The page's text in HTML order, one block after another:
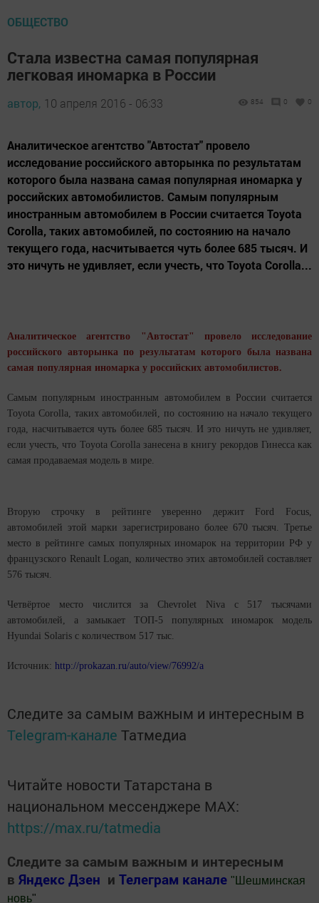
ОБЩЕСТВО
Стала известна самая популярная
легковая иномарка в России
автор, 10 апреля 2016 - 06:33 854 0 0
Аналитическое агентство "Автостат" провело
исследование российского авторынка по результатам
которого была названа самая популярная иномарка у
российских автомобилистов. Самым популярным
иностранным автомобилем в России считается Toyota
Corolla, таких автомобилей, по состоянию на начало
текущего года, насчитывается чуть более 685 тысяч. И
это ничуть не удивляет, если учесть, что Toyota Corolla...
Аналитическое агентство "Автостат" провело исследование
российского авторынка по результатам которого была названа
самая популярная иномарка у российских автомобилистов.
Самым популярным иностранным автомобилем в России считается
Toyota Corolla, таких автомобилей, по состоянию на начало текущего
года, насчитывается чуть более 685 тысяч. И это ничуть не удивляет,
если учесть, что Toyota Corolla занесена в книгу рекордов Гинесса как
самая продаваемая модель в мире.
Вторую строчку в рейтинге уверенно держит Ford Focus,
автомобилей этой марки зарегистрировано более 670 тысяч. Третье
место в рейтинге самых популярных иномарок на территории РФ у
французского Renault Logan, количество этих автомобилей составляет
576 тысяч.
Четвёртое место числится за Chevrolet Niva c 517 тысячами
автомобилей, а замыкает ТОП-5 популярных иномарок модель
Hyundai Solaris с количеством 517 тыс.
Источник: http://prokazan.ru/auto/view/76992/a
Следите за самым важным и интересным в
Telegram-канале Татмедиа
Читайте новости Татарстана в
национальном мессенджере MАХ:
https://max.ru/tatmedia
Следите за самым важным и интересным
в Яндекс Дзен и Телеграм канале " Шешминская
новь"